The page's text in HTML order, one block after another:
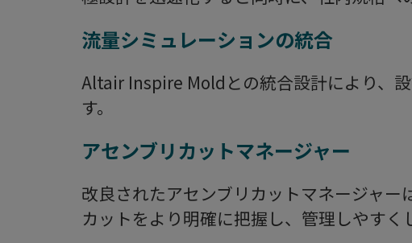
流量シミュレーションの統合
Altair Inspire Moldとの統合設計により、
す。
アセンブリカットマネージャー
改良されたアセンブリカットマネージャー
カットをより明確に把握し、管理しやすく